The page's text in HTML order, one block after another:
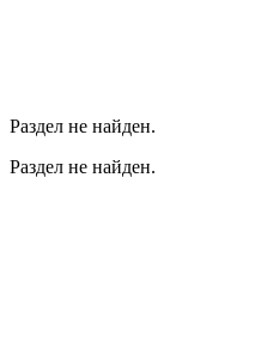
Раздел не найден.
Раздел не найден.